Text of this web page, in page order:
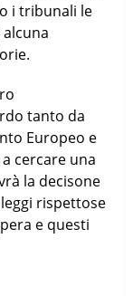
i tribunali le
tanto da
Europeo e
cercare una
la decisone
rispettose
e questi